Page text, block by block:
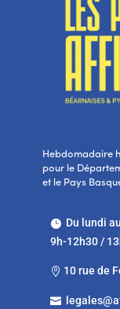
Hebdomadaire
pour le
et le Pays
Du lundi
9h-12h30 /
 10 rue de
